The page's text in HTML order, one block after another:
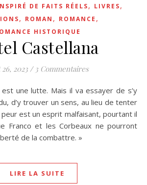
DE FAITS RÉELS, LIVRES,
, ROMAN , ROMANCE ,
HISTORIQUE
Castellana
2023/ 3 Commentaires
est une lutte. Mais il va essayer de s’y
d’y trouver un sens, au lieu de tenter
peur est un esprit malfaisant, pourtant il
Franco et les Corbeaux ne pourront
de la combattre. »
LIRE LA SUITE